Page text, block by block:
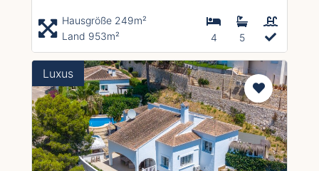
Hausgröße 249m²
Land 953m²
4 5
Luxus